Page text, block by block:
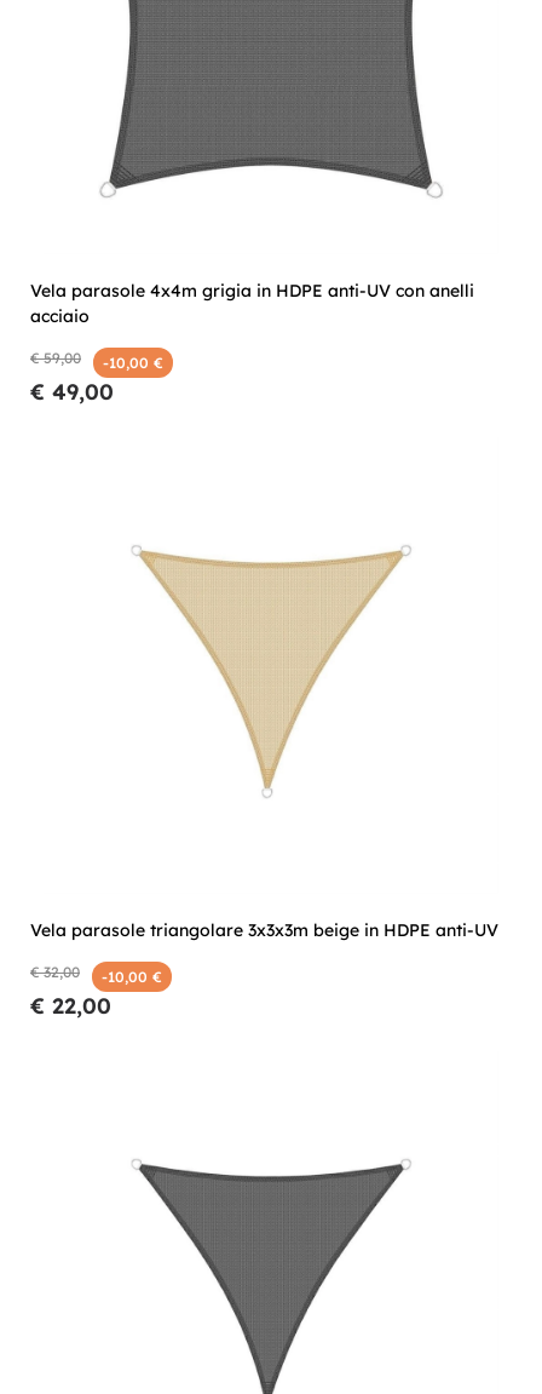
Vela parasole 4x4m grigia in HDPE anti-UV con anelli
acciaio
€ 59,00 -10,00 €
€ 49,00
Vela parasole triangolare 3x3x3m beige in HDPE anti-UV
€ 32,00 -10,00 €
€ 22,00